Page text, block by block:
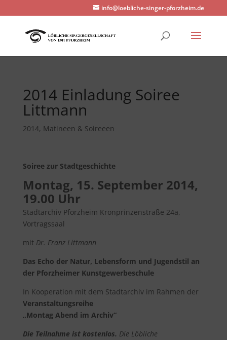
info@loebliche-singer-pforzheim.de
2014 Einladung Soiree
Littmann
2014, Matineen & Soireeen
Soiree zur Stadtgeschichte
Montag, 15. September 2014,
19.00 Uhr
Stadtarchiv Pforzheim Kronprinzenstraße 24a,
Vortragssaal
mit Dr. Franz Littmann
Das Echo der Natur, Lebensform und Jugendstil an
der Pforzheimer Kunstgewerbeschule
In Kooperation mit dem Stadtarchiv im Rahmen der
Veranstaltungsreihe
„Montag Abend im Archiv“
Die Teilnahme ist kostenlos. Die Löbliche